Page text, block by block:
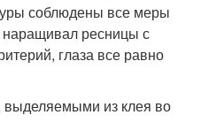
соблюдены все меры
наращивал ресницы с
глаза все равно
выделяемыми из клея во